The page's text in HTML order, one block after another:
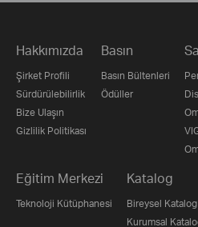
Hakkımızda
Şirket Profili
Sürdürülebilirlik
Bize Ulaşın
Gizlilik Politikası
Basın
Basın Bültenleri
Ödüller
Eğitim Merkezi
Teknoloji Kütüphanesi
Katalog
Bireysel Katalog
Kurumsal